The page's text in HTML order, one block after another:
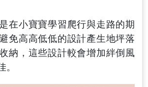
在小寶寶學習爬行與走路的期
免高高低低的設計產生地坪落
納，這些設計較會增加絆倒風
。